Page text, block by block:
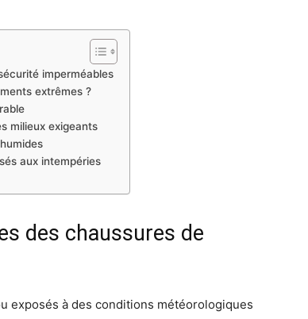
imperméables
extrêmes ?
milieux exigeants
aux intempéries
des chaussures de
exposés à des conditions météorologiques